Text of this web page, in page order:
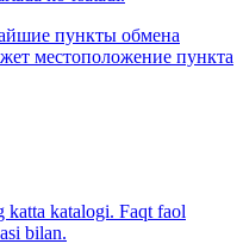
пункты обмена
местоположение пункта
katta katalogi. Faqt faol
bilan.